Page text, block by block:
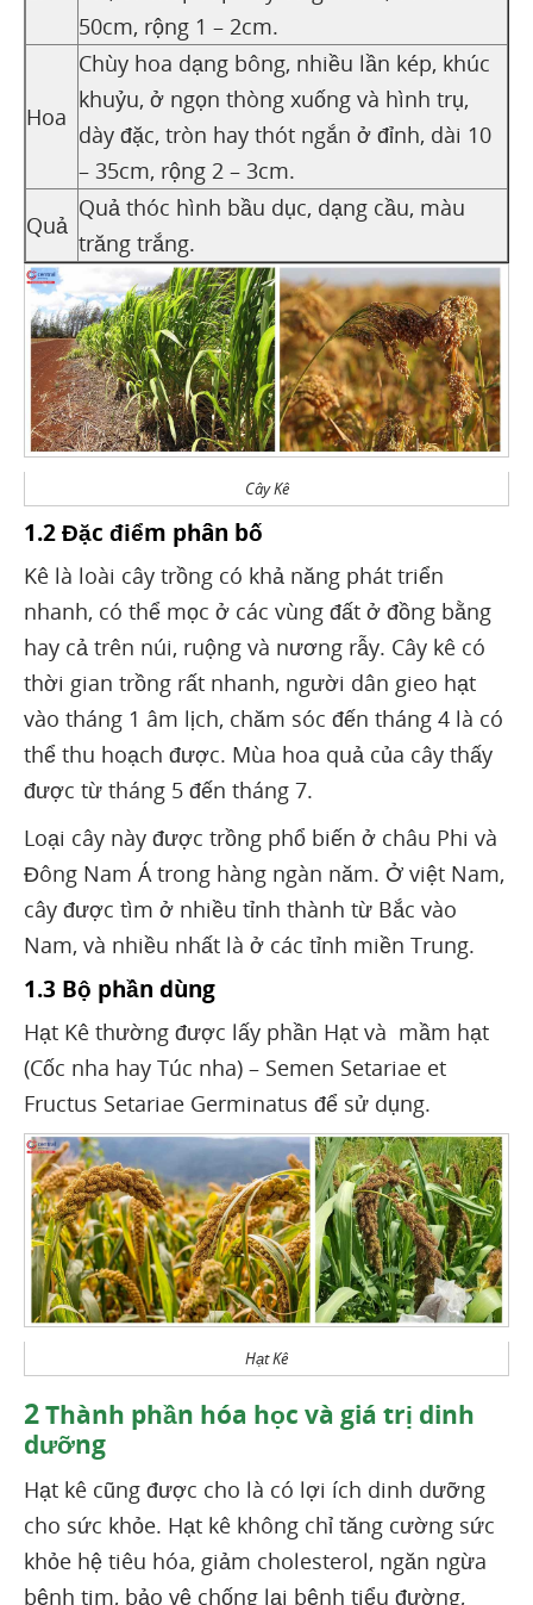
50cm, rộng 1 – 2cm.
Hoa
Chùy hoa dạng bông, nhiều lần kép, khúc
khuỷu, ở ngọn thòng xuống và hình trụ,
dày đặc, tròn hay thót ngắn ở đỉnh, dài 10
– 35cm, rộng 2 – 3cm.
Quả
Quả thóc hình bầu dục, dạng cầu, màu
trăng trắng.
Cây Kê
1.2 Đặc điểm phân bố
Kê là loài cây trồng có khả năng phát triển
nhanh, có thể mọc ở các vùng đất ở đồng bằng
hay cả trên núi, ruộng và nương rẫy. Cây kê có
thời gian trồng rất nhanh, người dân gieo hạt
vào tháng 1 âm lịch, chăm sóc đến tháng 4 là có
thể thu hoạch được. Mùa hoa quả của cây thấy
được từ tháng 5 đến tháng 7.
Loại cây này được trồng phổ biến ở châu Phi và
Đông Nam Á trong hàng ngàn năm. Ở việt Nam,
cây được tìm ở nhiều tỉnh thành từ Bắc vào
Nam, và nhiều nhất là ở các tỉnh miền Trung.
1.3 Bộ phần dùng
Hạt Kê thường được lấy phần Hạt và mầm hạt
(Cốc nha hay Túc nha) – Semen Setariae et
Fructus Setariae Germinatus để sử dụng.
Hạt Kê
2Thành phần hóa học và giá trị dinh
dưỡng
Hạt kê cũng được cho là có lợi ích dinh dưỡng
cho sức khỏe. Hạt kê không chỉ tăng cường sức
khỏe hệ tiêu hóa, giảm cholesterol, ngăn ngừa
bệnh tim, bảo vệ chống lại bệnh tiểu đường,